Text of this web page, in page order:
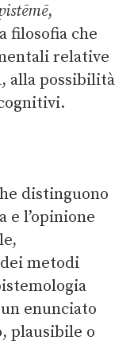
,
filosofia che
relative
alla possibilità
distinguono
e l’opinione
metodi
enunciato
plausibile o